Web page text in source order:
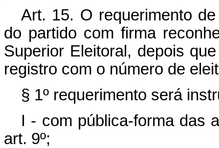
Art. 15. O requerimento
do partido com firma
Superior Eleitoral, depois
registro com o número de
§ 1º requerimento será
I - com pública-forma das
art. 9º;